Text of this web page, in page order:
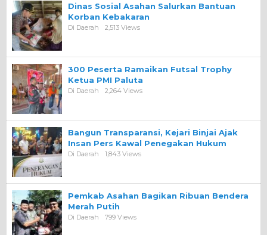
Dinas Sosial Asahan Salurkan Bantuan
Korban Kebakaran
Di Daerah 2,513 Views
300 Peserta Ramaikan Futsal Trophy
Ketua PMI Paluta
Di Daerah 2,264 Views
Bangun Transparansi, Kejari Binjai Ajak
Insan Pers Kawal Penegakan Hukum
Di Daerah 1,843 Views
Pemkab Asahan Bagikan Ribuan Bendera
Merah Putih
Di Daerah 799 Views